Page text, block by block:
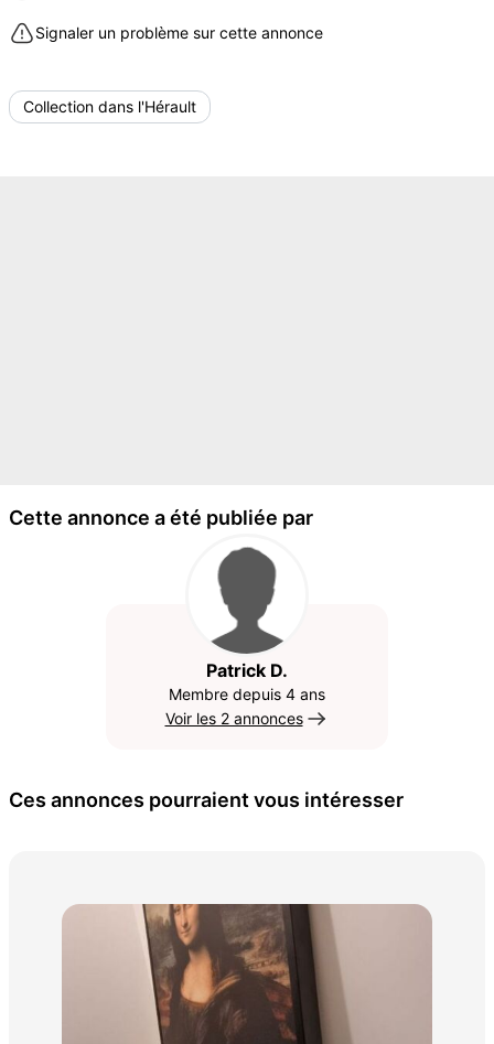
Signaler un problème sur cette annonce
Collection dans l'Hérault
Cette annonce a été publiée par
Patrick D.
Membre depuis 4 ans
Voir les 2 annonces
Ces annonces pourraient vous intéresser